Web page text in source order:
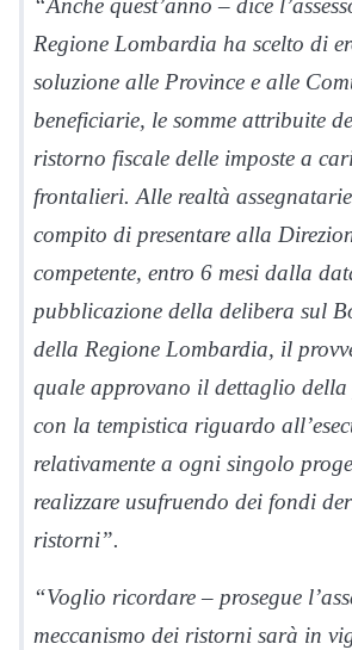
“Anche quest’anno – dice
Regione Lombardia ha scelto di
soluzione alle Province e alle
beneficiarie, le somme attribuite
ristorno fiscale delle imposte a
frontalieri. Alle realtà
compito di presentare alla
competente, entro 6 mesi dalla
pubblicazione della delibera sul
della Regione Lombardia, il
quale approvano il dettaglio
con la tempistica riguardo
relativamente a ogni singolo
realizzare usufruendo dei fondi
ristorni”.
“Voglio ricordare – prosegue
meccanismo dei ristorni sarà in